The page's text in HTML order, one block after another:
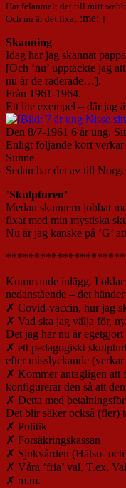
Har felanmält det till mitt
Och nu är det fixat :me: ]
Skanning
Idag har jag skannat
[Och ’nu’ upptäckte jag
nu är de raderade…].
Från 1961-1964.
Ett lite exempel – där jag
Den 8/7-1961 6 år ung.
Enligt följande kort verkar
Sunne.
Sedan bar det av till
’Skulpturen’
Medan skannern jobbat
fixat med min mystiska
Nu är jag kanske på ’G’
Kommande inlägg. I
nedanstående – det
✗ Covid-vaccin, hur jag
✗ Vad ska jag välja för,
Det jag har nu är
✗ ett pedagogiskt
efter misslyckande
✗ Kommer antagligen att
konfigurerar den så att
✗ Detta med
Det blir säker också (fler)
✗ Politik
✗ Försäkringskassan
✗ Sjukvården (Hälso-
✗ Våra ’fria’ val. T.ex.
✗ m.m.